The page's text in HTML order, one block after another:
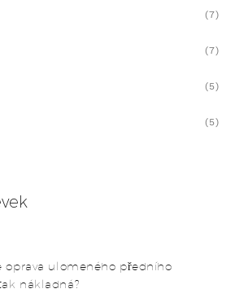
(7)
(7)
(5)
(5)
oprava ulomeného předního
nákladná?